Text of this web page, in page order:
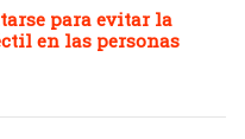
para evitar la
en las personas